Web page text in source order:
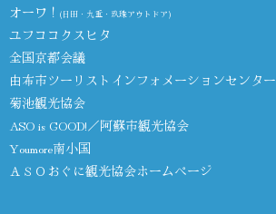
オーワ！ (日田・九重・玖珠アウトドア)
ユフココクスヒタ
全国京都会議
由布市ツーリストインフォメーションセンター
菊池観光協会
ASO is GOOD!／阿蘇市観光協会
Youmore南小国
ＡＳＯおぐに観光協会ホームページ